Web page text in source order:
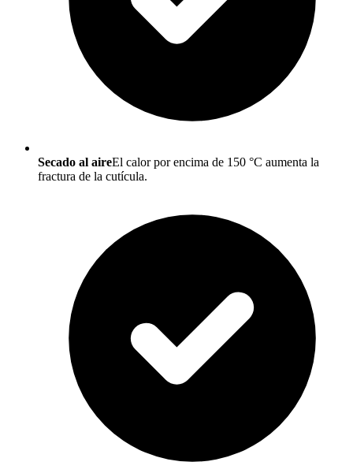
Secado al aireEl calor por encima de 150 °C aumenta la
fractura de la cutícula.